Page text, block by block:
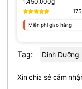
1.450.000₫
175
Miễn phí giao hàng
Tag: Dinh Dưỡng
Xin chia sẻ cảm